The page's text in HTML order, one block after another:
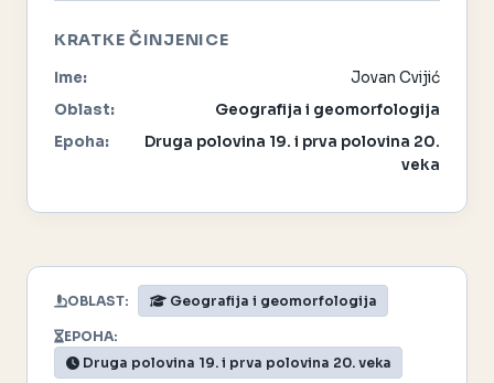
OBLAST: Geografija i geomorfologija
EPOHA:
Druga polovina 19. i prva polovina 20. veka
KRATKE ČINJENICE
Ime:
Jovan Cvijić
Oblast:
Geografija i geomorfologija
Epoha:
Druga polovina 19. i prva polovina 20.
veka